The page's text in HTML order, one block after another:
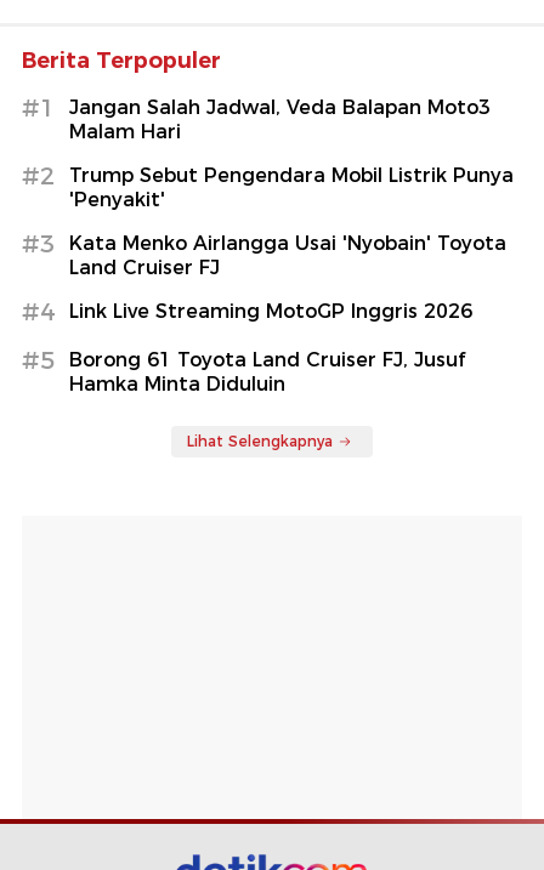
Berita Terpopuler
#1
Jangan Salah Jadwal, Veda Balapan Moto3
Malam Hari
#2
Trump Sebut Pengendara Mobil Listrik Punya
'Penyakit'
#3
Kata Menko Airlangga Usai 'Nyobain' Toyota
Land Cruiser FJ
#4 Link Live Streaming MotoGP Inggris 2026
#5
Borong 61 Toyota Land Cruiser FJ, Jusuf
Hamka Minta Diduluin
Lihat Selengkapnya